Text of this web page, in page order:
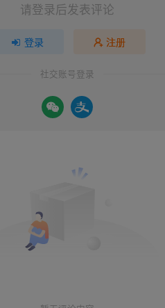
请登录后发表评论
登录 注册
社交账号登录